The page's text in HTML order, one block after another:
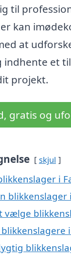
til
kan
at
indhente et
projekt.
gratis og
skjul
i
blikkenslager
vælge